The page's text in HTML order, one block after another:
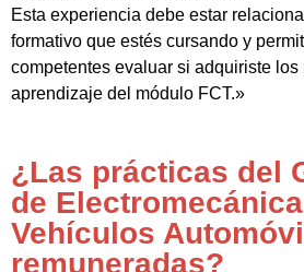
Esta experiencia debe estar
formativo que estés cursando y
competentes evaluar si adquiriste los
aprendizaje del módulo FCT.»
¿Las prácticas del
de
Vehículos
remuneradas?